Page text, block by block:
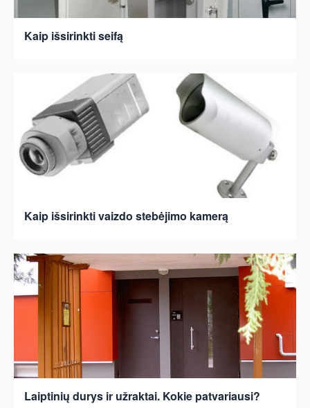
Kaip išsirinkti seifą
Kaip išsirinkti vaizdo stebėjimo kamerą
Laiptinių durys ir užraktai. Kokie patvariausi?